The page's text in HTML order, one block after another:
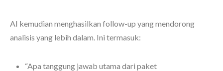
AI kemudian menghasilkan follow-up yang mendorong
analisis yang lebih dalam. Ini termasuk:
“Apa tanggung jawab utama dari paket